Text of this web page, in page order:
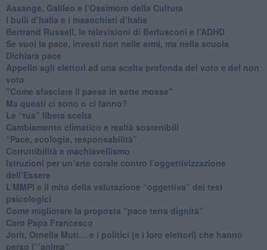
​Assange, Galileo e l’Ossimoro della Cultura
​I bulli d’Italia e i masochisti d’Italia
​Bertrand Russell, le televisioni di Berlusconi e l’ADHD
​Se vuoi la pace, investi non nelle armi, ma nella scuola
​Dichiara pace
​Appello agli elettori ad una scelta profonda del voto e del non
voto
"Come sfasciare il paese in sette mosse"
​Ma questi ci sono o ci fanno?
​Le “tua” libera scelta
Cambiamento climatico e realtà sostenibili
“Pace, ecologia, responsabilità”
​Corruttibilità e machiavellismo
Istruzioni per un’arte corale contro l’oggettivizzazione
dell’Essere
​L’MMPI e il mito della valutazione “oggettiva” dei test
psicologici
Come migliorare la proposta “pace terra dignità”
Caro Papa Francesco
​Jorit, Ornella Muti… e i politici (e i loro elettori) che hanno
perso l’”anima”